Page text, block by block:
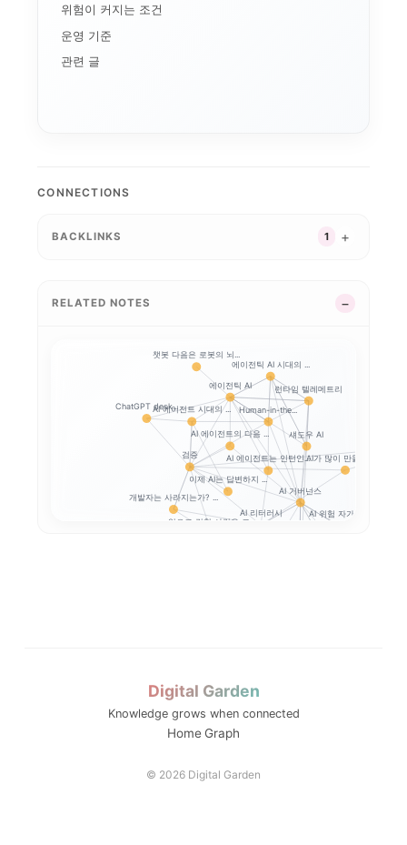
위험이 커지는 조건
운영 기준
관련 글
CONNECTIONS
BACKLINKS 1
RELATED NOTES
AI 거버넌스
AI 리터러시 AI 위험 자가진단
에이전틱 AI 시대의 ...
에이전틱 AI
Human-in-the...
런타임 텔레메트리
섀도우 AI
연구용 AI 워크스테이...
CUDA
온디바이스 AI
개발자는 사라지는가? ...
AI 에이전트 시대의 ...
검증
ChatGPT desk...
앞으로 강한 사람은 코...
AI가 많이 만들수록,...
AI 에이전트의 다음 ...
이제 AI는 답변하지 ...
AI 에이전트는 인턴인...
챗봇 다음은 로봇의 뇌...
Digital Garden
Knowledge grows when connected
HomeGraph
© 2026 Digital Garden